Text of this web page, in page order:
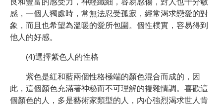
良和豐富的感受力，神經纖細，容易感傷，對人也十分敏
感，一個人獨處時，常無法忍受孤寂，經常渴求戀愛的對
象，而且也希望為溫暖的愛所包圍。個性樸實，容易得到
他人的好感。
(4)選擇紫色人的性格
紫色是紅和藍兩個性格極端的顏色混合而成的，因
此，這個顏色充滿著神秘而不可理解的複雜情調。喜歡這
個顏色的人，多是藝術家類型的人，內心強烈渴求世人肯